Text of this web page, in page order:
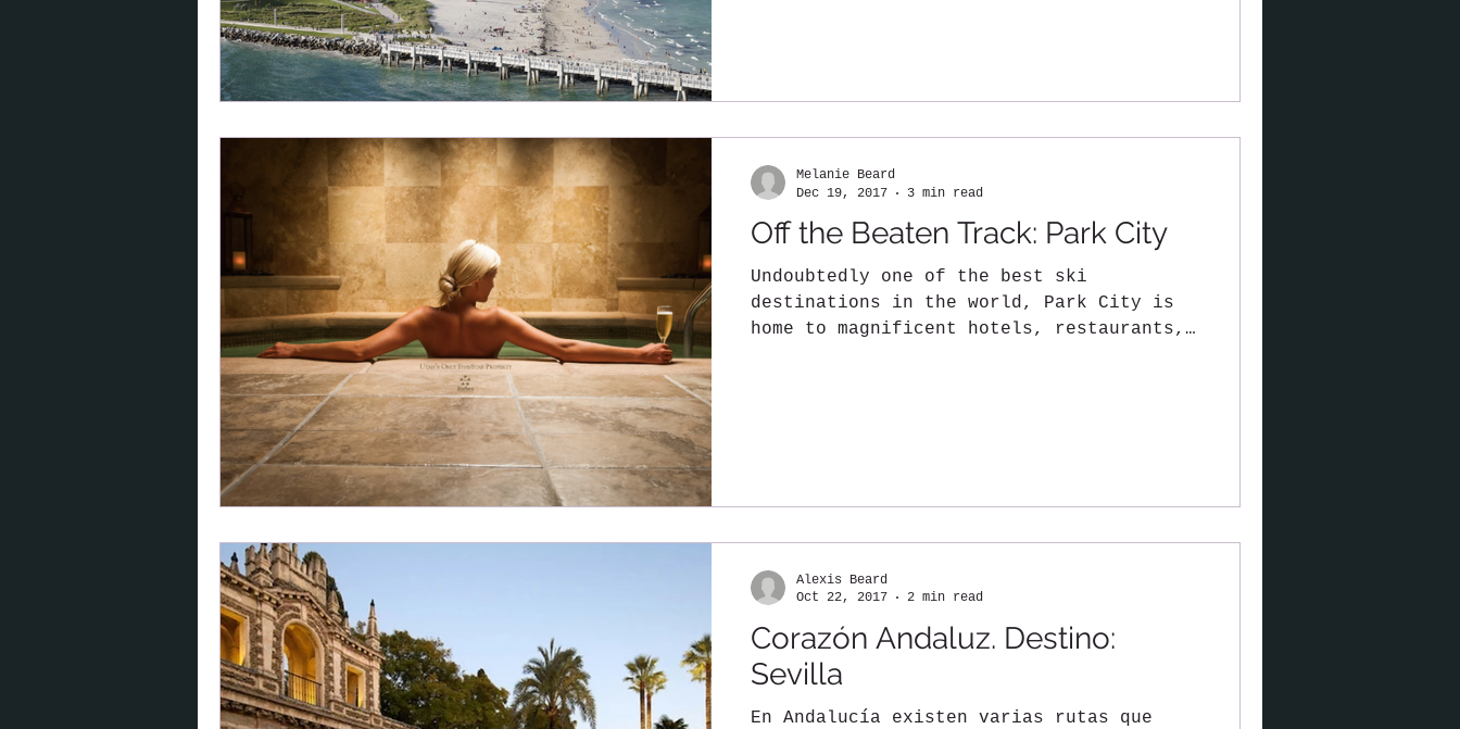
Off the Beaten Track: Park City
Undoubtedly one of the best ski
destinations in the world, Park City is
home to magnificent hotels, restaurants,
Melanie Beard
Dec 19, 2017
3 min read
Corazón Andaluz. Destino:
Sevilla
En Andalucía existen varias rutas que
Alexis Beard
Oct 22, 2017
2 min read